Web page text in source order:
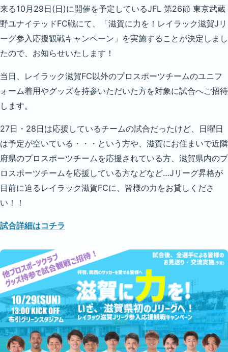
来る10月29日(日)に開催を予定しているJFL 第26節 東京武蔵
野ユナイテッドFC戦にて、「滋賀に力を！レイラック滋賀Jリ
ーグ参入応援観戦キャンペーン」を実施することが決定しまし
たので、お知らせいたします！
当日、レイラック滋賀FC以外のプロスポーツチームのユニフ
ォーム着用やグッズを持参いただいた方を対象に試合へご招待
します。
27日・28日は応援しているチームの試合だったけど、日曜日
は予定が空いている・・・という方や、滋賀にお住まいで近隣
府県のプロスポーツチームを応援されている方、滋賀県内のプ
ロスポーツチームを応援している方などなど…Jリーグ昇格が
目前に迫るレイラック滋賀FCに、皆様の力をお貸しくださ
い！！
試合詳細はコチラ